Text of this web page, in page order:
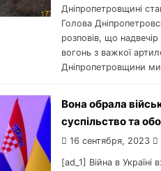
Дніпропетровщині
Голова
розповів, що
вогонь з важкої
Дніпропетровщини
Вона обрала
суспільство та
16 сентября, 2023
[ad_1] Війна в